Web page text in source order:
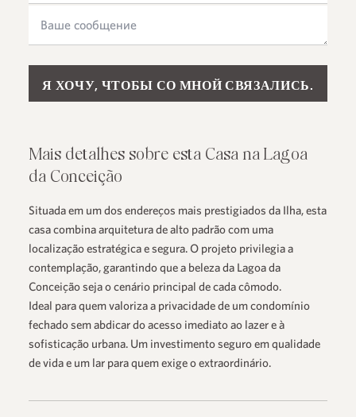
Please leave this field empty.
Mais detalhes sobre esta Casa na Lagoa
da Conceição
Situada em um dos endereços mais prestigiados da Ilha, esta
casa combina arquitetura de alto padrão com uma
localização estratégica e segura. O projeto privilegia a
contemplação, garantindo que a beleza da Lagoa da
Conceição seja o cenário principal de cada cômodo.
Ideal para quem valoriza a privacidade de um condomínio
fechado sem abdicar do acesso imediato ao lazer e à
sofisticação urbana. Um investimento seguro em qualidade
de vida e um lar para quem exige o extraordinário.